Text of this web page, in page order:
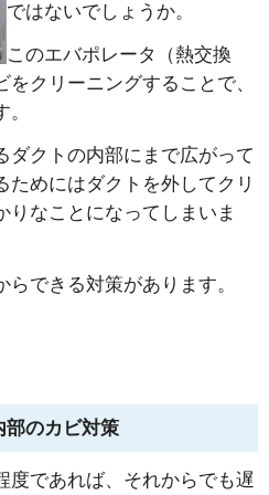
ではないでしょうか。
このエバポレータ（熱交換
クリーニングすることで、
ダクトの内部にまで広がって
ためにはダクトを外してクリ
りなことになってしまいま
できる対策があります。
部のカビ対策
度であれば、それからでも遅